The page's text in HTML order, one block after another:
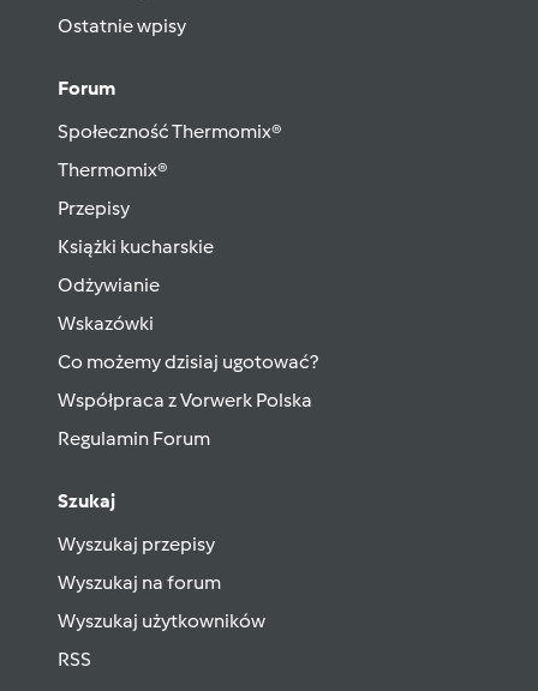
Ostatnie wpisy
Forum
Społeczność Thermomix®
Thermomix®
Przepisy
Książki kucharskie
Odżywianie
Wskazówki
Co możemy dzisiaj ugotować?
Współpraca z Vorwerk Polska
Regulamin Forum
Szukaj
Wyszukaj przepisy
Wyszukaj na forum
Wyszukaj użytkowników
RSS